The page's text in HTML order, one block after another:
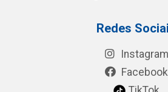
Redes
Instagram
Facebook